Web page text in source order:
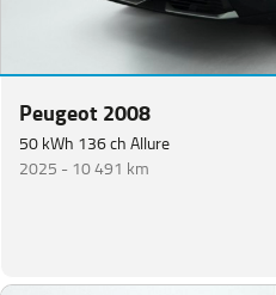
Peugeot 2008
50 kWh 136 ch Allure
2025 - 10 491 km